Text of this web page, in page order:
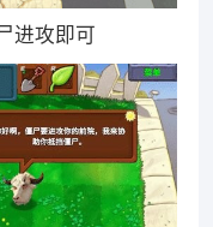
进攻即可